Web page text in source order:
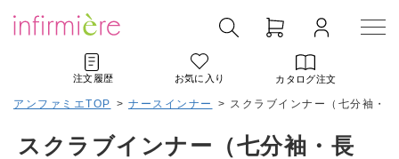
注文履歴 お気に入り カタログ注文
アンファミエTOP > ナースインナー > スクラブインナー（七分袖・
スクラブインナー（七分袖・長